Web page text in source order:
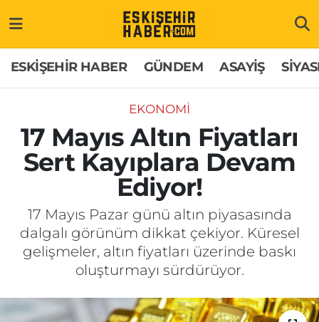
ESKİŞEHİR HABER GÜNDEM ASAYİŞ
EKONOMİ
17 Mayıs Altın Fiyatları
Sert Kayıplara Devam
Ediyor!
17 Mayıs Pazar günü altın piyasasında
dalgalı görünüm dikkat çekiyor. Küresel
gelişmeler, altın fiyatları üzerinde baskı
oluşturmayı sürdürüyor.
GÜNDEM
ASAYİŞ
SİYASET
SAĞLIK
EĞİTİM
SPOR
Hakkımızda
İletişim
Künye
Odunpazarı Trafik Yoğunluk Haritası
Süper Lig Puan Durumu ve Fikstür
Tüm Manşetler
Son Dakika Haberleri
Haber Arşivi